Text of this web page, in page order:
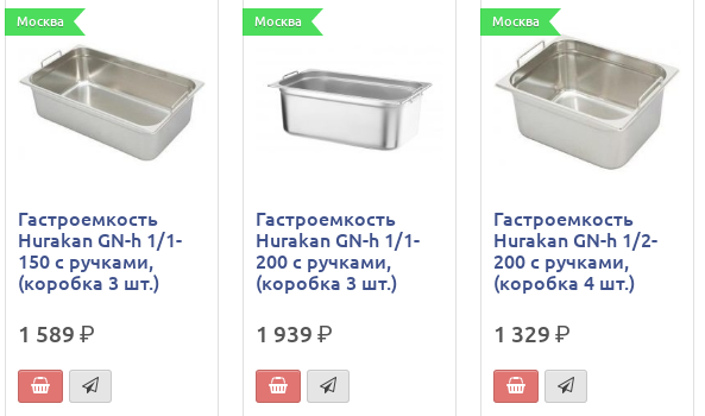
Москва
Гастроемкость
Hurakan GN-h 1/1-
150 с ручками,
(коробка 3 шт.)
1 589р.
Москва
Гастроемкость
Hurakan GN-h 1/1-
200 с ручками,
(коробка 3 шт.)
1 939р.
Москва
Гастроемкость
Hurakan GN-h 1/2-
200 с ручками,
(коробка 4 шт.)
1 329 р.